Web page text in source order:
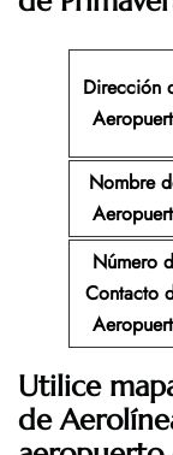
Dirección
Nombre
Número
Contacto
Utilice
de